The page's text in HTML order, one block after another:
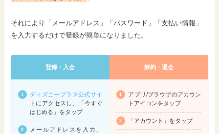
それにより「メールアドレス」「パスワード」「支払い情報」
を入力するだけで登録が簡単になりました。
登録・入会 解約・退会
ディズニープラス公式サイ
ト にアクセスし、「今すぐ
はじめる」をタップ
メールアドレスを入力、
アプリ/ブラウザのアカウン
トアイコンをタップ
「アカウント」をタップ